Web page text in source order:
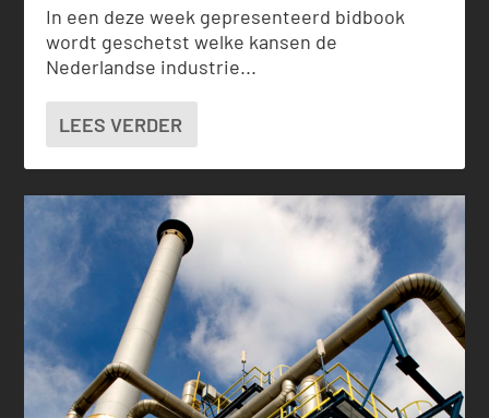
In een deze week gepresenteerd bidbook
wordt geschetst welke kansen de
Nederlandse industrie...
LEES VERDER